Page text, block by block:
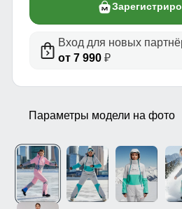
Вход для новых
от 7 990₽
Параметры модели на фото